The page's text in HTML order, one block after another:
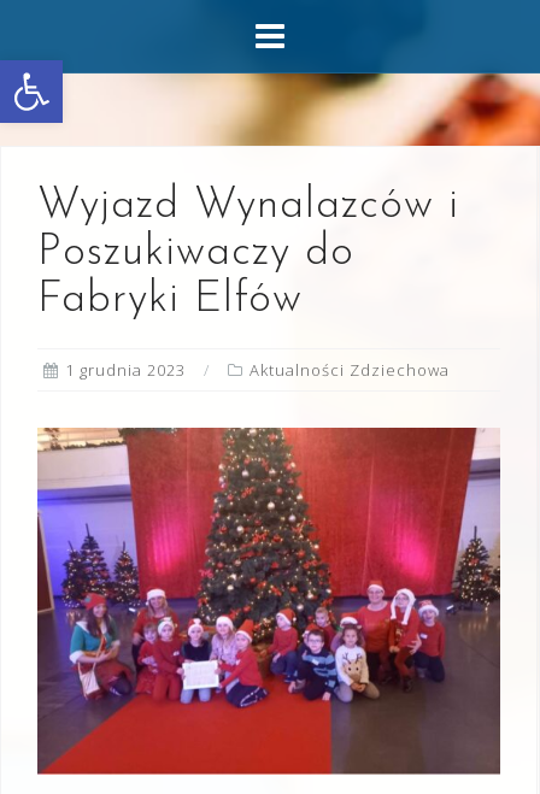
Otwórz pasek narzędzi
content
Wyjazd Wynalazców i
Poszukiwaczy do
Fabryki Elfów
1 grudnia 2023 Aktualności Zdziechowa